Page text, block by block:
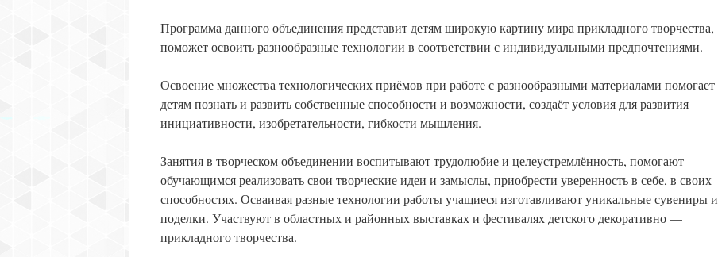
Программа данного объединения представит детям широкую картину мира прикладного творчества,
поможет освоить разнообразные технологии в соответствии с индивидуальными предпочтениями.
Освоение множества технологических приёмов при работе с разнообразными материалами помогает
детям познать и развить собственные способности и возможности, создаёт условия для развития
инициативности, изобретательности, гибкости мышления.
Занятия в творческом объединении воспитывают трудолюбие и целеустремлённость, помогают
обучающимся реализовать свои творческие идеи и замыслы, приобрести уверенность в себе, в своих
способностях. Осваивая разные технологии работы учащиеся изготавливают уникальные сувениры и
поделки. Участвуют в областных и районных выставках и фестивалях детского декоративно —
прикладного творчества.